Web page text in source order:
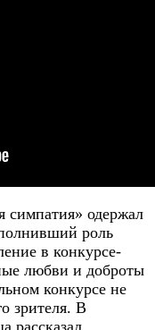
симпатия» одержал
роль
в конкурсе-
любви и доброты
конкурсе не
зрителя. В
рассказал